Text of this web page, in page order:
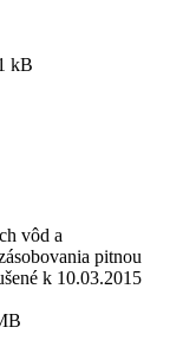
kB
vôd a
pitnou
k 10.03.2015